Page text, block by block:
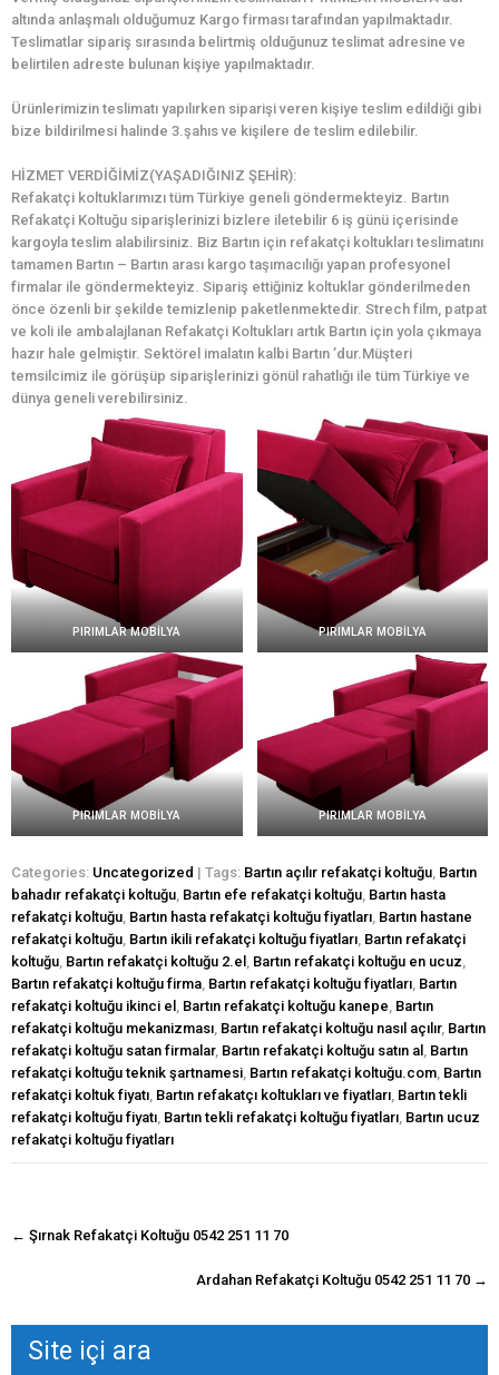
altında anlaşmalı olduğumuz Kargo firması tarafından yapılmaktadır.
Teslimatlar sipariş sırasında belirtmiş olduğunuz teslimat adresine ve
belirtilen adreste bulunan kişiye yapılmaktadır.
Ürünlerimizin teslimatı yapılırken siparişi veren kişiye teslim edildiği gibi
bize bildirilmesi halinde 3.şahıs ve kişilere de teslim edilebilir.
HİZMET VERDİĞİMİZ(YAŞADIĞINIZ ŞEHİR):
Refakatçi koltuklarımızı tüm Türkiye geneli göndermekteyiz. Bartın
Refakatçi Koltuğu siparişlerinizi bizlere iletebilir 6 iş günü içerisinde
kargoyla teslim alabilirsiniz. Biz Bartın için refakatçi koltukları teslimatını
tamamen Bartın – Bartın arası kargo taşımacılığı yapan profesyonel
firmalar ile göndermekteyiz. Sipariş ettiğiniz koltuklar gönderilmeden
önce özenli bir şekilde temizlenip paketlenmektedir. Strech film, patpat
ve koli ile ambalajlanan Refakatçi Koltukları artık Bartın için yola çıkmaya
hazır hale gelmiştir. Sektörel imalatın kalbi Bartın ’dur.Müşteri
temsilcimiz ile görüşüp siparişlerinizi gönül rahatlığı ile tüm Türkiye ve
dünya geneli verebilirsiniz.
PIRIMLAR MOBİLYA PIRIMLAR MOBİLYA
PIRIMLAR MOBİLYA PIRIMLAR MOBİLYA
Categories: Uncategorized | Tags: Bartın açılır refakatçi koltuğu Bartın
bahadır refakatçi koltuğu Bartın efe refakatçi koltuğu Bartın hasta
refakatçi koltuğu Bartın hasta refakatçi koltuğu fiyatları Bartın hastane
refakatçi koltuğu Bartın ikili refakatçi koltuğu fiyatları Bartın refakatçi
koltuğu Bartın refakatçi koltuğu 2.el Bartın refakatçi koltuğu en ucuz
Bartın refakatçi koltuğu firma Bartın refakatçi koltuğu fiyatları Bartın
refakatçi koltuğu ikinci el
Bartın refakatçi koltuğu kanepe Bartın
refakatçi koltuğu mekanizması Bartın refakatçi koltuğu nasıl açılır, Bartın
refakatçi koltuğu satan firmalar, Bartın refakatçi koltuğu satın al
Bartın
refakatçi koltuğu teknik şartnamesi Bartın refakatçi koltuğu.com Bartın
refakatçi koltuk fiyatı Bartın refakatçı koltukları ve fiyatları Bartın tekli
refakatçi koltuğu fiyatı Bartın tekli refakatçi koltuğu fiyatları Bartın ucuz
refakatçi koltuğu fiyatları
navigasyon
← Şırnak Refakatçi Koltuğu 0542 251 11 70
Ardahan Refakatçi Koltuğu 0542 251 11 70 →
Site içi ara